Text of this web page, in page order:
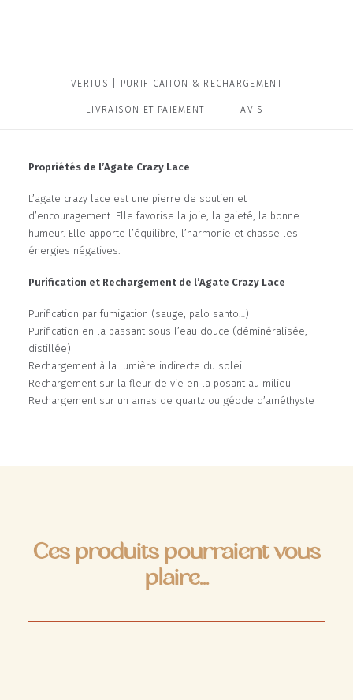
VERTUS | PURIFICATION & RECHARGEMENT
LIVRAISON ET PAIEMENT AVIS
Propriétés de l’Agate Crazy Lace
L’agate crazy lace est une pierre de soutien et
d’encouragement. Elle favorise la joie, la gaieté, la bonne
humeur. Elle apporte l’équilibre, l’harmonie et chasse les
énergies négatives.
Purification et Rechargement de l’Agate Crazy Lace
Purification par fumigation (sauge, palo santo…)
Purification en la passant sous l’eau douce (déminéralisée,
distillée)
Rechargement à la lumière indirecte du soleil
Rechargement sur la fleur de vie en la posant au milieu
Rechargement sur un amas de quartz ou géode d’améthyste
Ces produits pourraient vous
plaire...